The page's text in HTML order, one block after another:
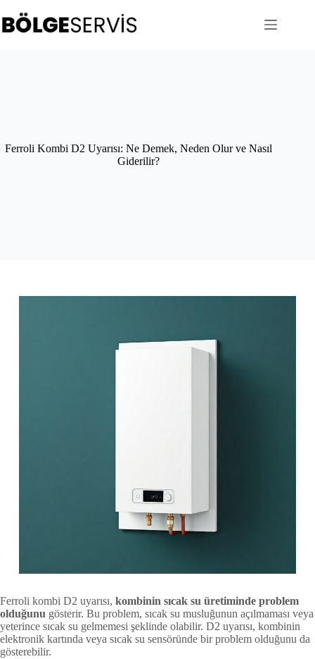
to
content
Ferroli Kombi D2 Uyarısı: Ne Demek, Neden Olur ve Nasıl
Giderilir?
Ferroli kombi D2 uyarısı, kombinin sıcak su üretiminde problem
olduğunu gösterir. Bu problem, sıcak su musluğunun açılmaması veya
yeterince sıcak su gelmemesi şeklinde olabilir. D2 uyarısı, kombinin
elektronik kartında veya sıcak su sensöründe bir problem olduğunu da
gösterebilir.